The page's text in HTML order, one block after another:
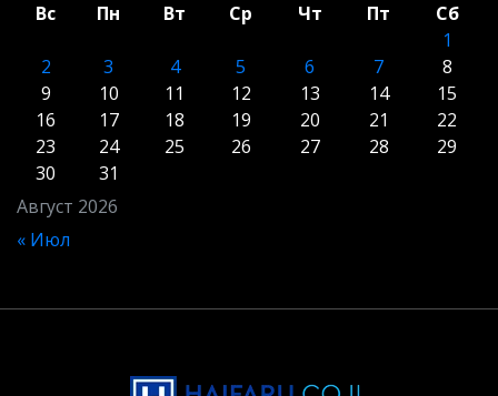
Август 2026
Вс Пн Вт Ср Чт Пт
Сб
1
2
3 4 5 6 7
8
9
10 11 12 13 14
15
16
17 18 19 20 21
22
23
24 25 26 27 28
29
30
31
« Июл